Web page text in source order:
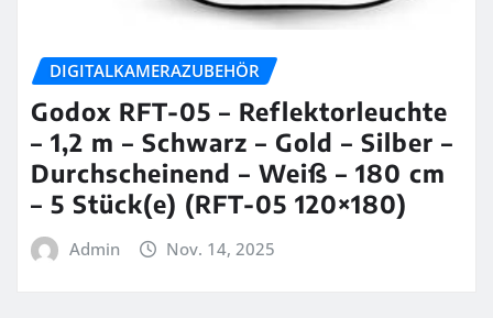
DIGITALKAMERAZUBEHÖR
Godox RFT-05 – Reflektorleuchte
– 1,2 m – Schwarz – Gold – Silber –
Durchscheinend – Weiß – 180 cm
– 5 Stück(e) (RFT-05 120×180)
Admin Nov. 14, 2025